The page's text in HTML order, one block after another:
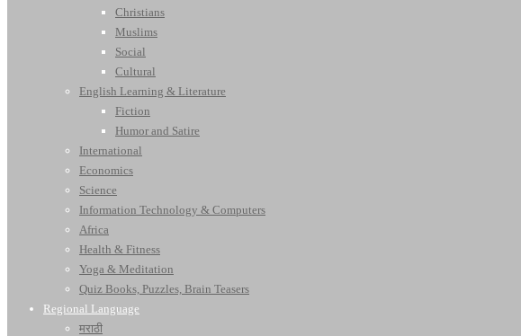
Christians
Muslims
Social
Cultural
English Learning & Literature
Fiction
Humor and Satire
International
Economics
Science
Information Technology & Computers
Africa
Health & Fitness
Yoga & Meditation
Quiz Books, Puzzles, Brain Teasers
Regional Language
मराठी